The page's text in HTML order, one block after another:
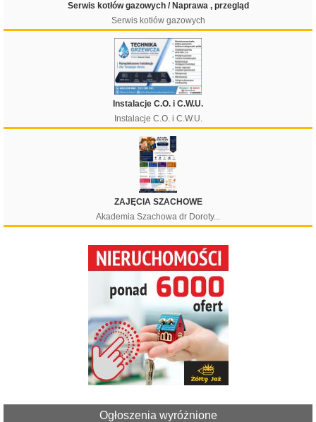
Filtruj
Serwis kotłów gazowych / Naprawa , przegląd
Serwis kotłów gazowych
Instalacje C.O. i C.W.U.
Instalacje C.O. i C.W.U.
ZAJĘCIA SZACHOWE
Akademia Szachowa dr Doroty...
Ogłoszenia wyróżnione